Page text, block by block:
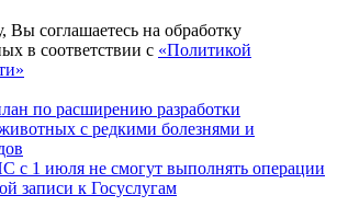
соглашаетесь на обработку
в соответствии с «Политикой
по расширению разработки
с редкими болезнями и
с 1 июля не смогут выполнять операции
записи к Госуслугам